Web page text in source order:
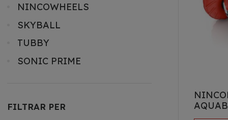
NINCOWHEELS
SKYBALL
TUBBY
SONIC PRIME
FILTRAR PER